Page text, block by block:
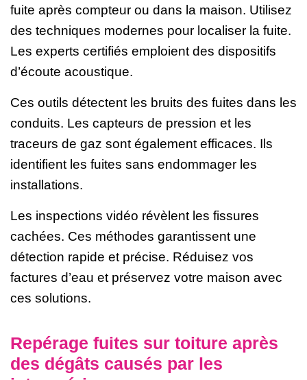
fuite après compteur ou dans la maison. Utilisez
des techniques modernes pour localiser la fuite.
Les experts certifiés emploient des dispositifs
d’écoute acoustique.
Ces outils détectent les bruits des fuites dans les
conduits. Les capteurs de pression et les
traceurs de gaz sont également efficaces. Ils
identifient les fuites sans endommager les
installations.
Les inspections vidéo révèlent les fissures
cachées. Ces méthodes garantissent une
détection rapide et précise. Réduisez vos
factures d’eau et préservez votre maison avec
ces solutions.
Repérage fuites sur toiture après
des dégâts causés par les